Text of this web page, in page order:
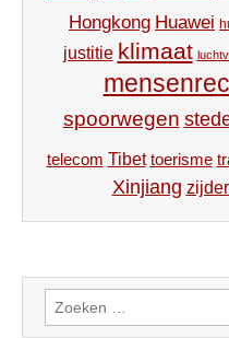
Hongkong Huawei
justitie klimaat
spoorwegen
telecom Tibet toerisme
Xinjiang
Zoeken
naar: